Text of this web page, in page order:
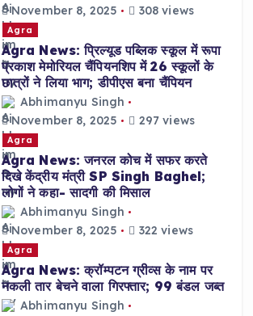
November 8, 2025
308 views
Agra
Agra News: प्रिल्यूड पब्लिक स्कूल में रूपा
प्रकाश मेमोरियल चैंपियनशिप में 26 स्कूलों के
छात्रों ने लिया भाग; डीपीएस बना चैंपियन
Abhimanyu Singh
November 8, 2025
297 views
Agra
Agra News: जनरल कोच में सफर करते
दिखे केंद्रीय मंत्री SP Singh Baghel;
लोगों ने कहा- सादगी की मिसाल
Abhimanyu Singh
November 8, 2025
322 views
Agra
Agra News: क्रॉम्पटन ग्रीव्स के नाम पर
नकली तार बेचने वाला गिरफ्तार; 99 बंडल जब्त
Abhimanyu Singh